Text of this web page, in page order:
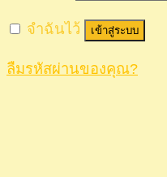
จำฉันไว้ เข้าสู่ระบบ
ลืมรหัสผ่านของคุณ?